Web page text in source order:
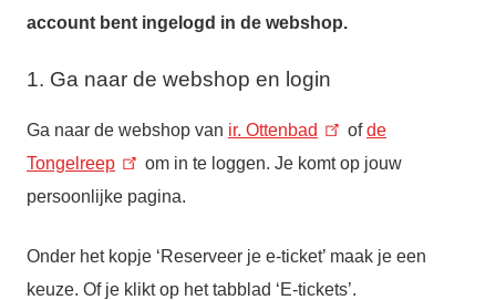
account bent ingelogd in de webshop.
1. Ga naar de webshop en login
Ga naar de webshop van ir. Ottenbad ofde
Tongelreep
om in te loggen. Je komt op jouw
persoonlijke pagina.
Onder het kopje ‘Reserveer je e-ticket’ maak je een
keuze. Of je klikt op het tabblad ‘E-tickets’.